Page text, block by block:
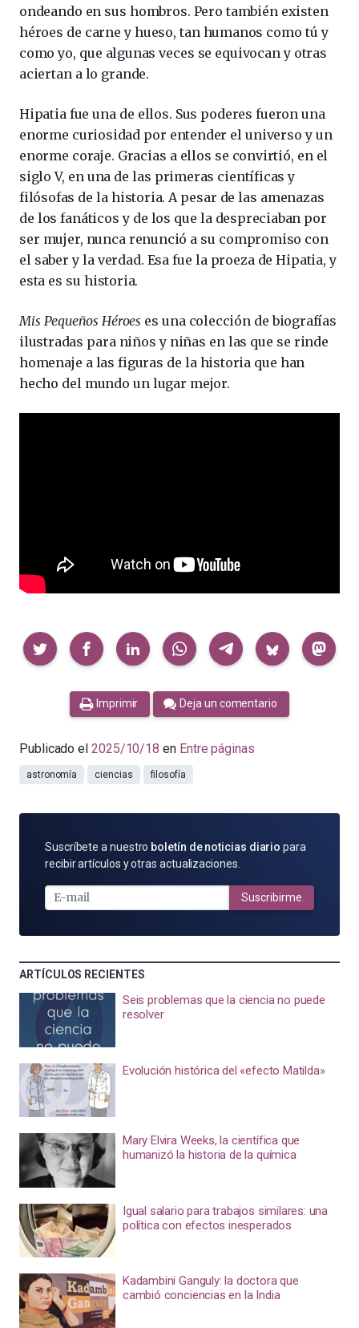
ondeando en sus hombros. Pero también existen
héroes de carne y hueso, tan humanos como tú y
como yo, que algunas veces se equivocan y otras
aciertan a lo grande.
Hipatia fue una de ellos. Sus poderes fueron una
enorme curiosidad por entender el universo y un
enorme coraje. Gracias a ellos se convirtió, en el
siglo V, en una de las primeras científicas y
filósofas de la historia. A pesar de las amenazas
de los fanáticos y de los que la despreciaban por
ser mujer, nunca renunció a su compromiso con
el saber y la verdad. Esa fue la proeza de Hipatia, y
esta es su historia.
Mis Pequeños Héroes es una colección de biografías
ilustradas para niños y niñas en las que se rinde
homenaje a las figuras de la historia que han
hecho del mundo un lugar mejor.
Compartir
Imprimir Deja un comentario
Publicado el 2025/10/18 en Entre páginas
astronomía ciencias filosofía
SUSCRÍBETE
POR
MAIL
Suscríbete a nuestro boletín de noticias diario para
recibir artículos y otras actualizaciones.
Suscribirme
ARTÍCULOS RECIENTES
Seis problemas que la ciencia no puede
resolver
Evolución histórica del «efecto Matilda»
Mary Elvira Weeks, la científica que
humanizó la historia de la química
Igual salario para trabajos similares: una
política con efectos inesperados
Kadambini Ganguly: la doctora que
cambió conciencias en la India